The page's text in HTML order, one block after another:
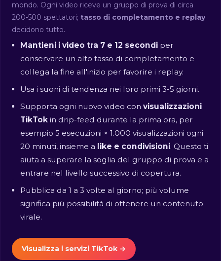
mondo. Ogni video riceve un gruppo di prova di circa
200-500 spettatori; tasso di completamento e replay
decidono tutto.
Mantieni i video tra 7 e 12 secondi per
conservare un alto tasso di completamento e
collega la fine all'inizio per favorire i replay.
Usa i suoni di tendenza nei loro primi 3-5 giorni.
Supporta ogni nuovo video con visualizzazioni
TikTok in drip-feed durante la prima ora, per
esempio 5 esecuzioni × 1.000 visualizzazioni ogni
20 minuti, insieme a like e condivisioni. Questo ti
aiuta a superare la soglia del gruppo di prova e a
entrare nel livello successivo di copertura.
Pubblica da 1 a 3 volte al giorno; più volume
significa più possibilità di ottenere un contenuto
virale.
Visualizza i servizi TikTok →